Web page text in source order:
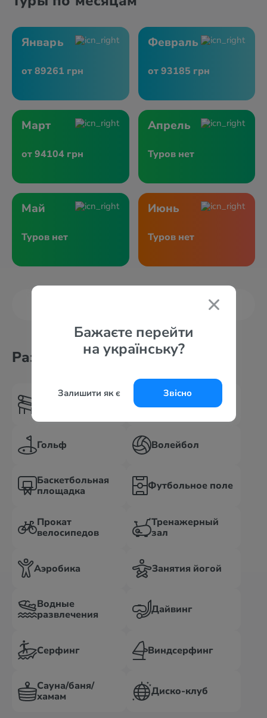
Бажаєте перейти
на українську?
Залишити як є Звісно
Январь
от 89261 грн
Февраль
от 93185 грн
Март
от 94104 грн
Апрель
Туров нет
Май
Туров нет
Июнь
Туров нет
Развлечения и спорт
Аквапарк или
Теннисный корт
Гольф Волейбол
Баскетбольная
площадка
Футбольное поле
Прокат
велосипедов
Тренажерный
зал
Аэробика Занятия йогой
Водные
развлечения
Дайвинг
Серфинг Виндсерфинг
Сауна/баня/
хамам
Диско-клуб